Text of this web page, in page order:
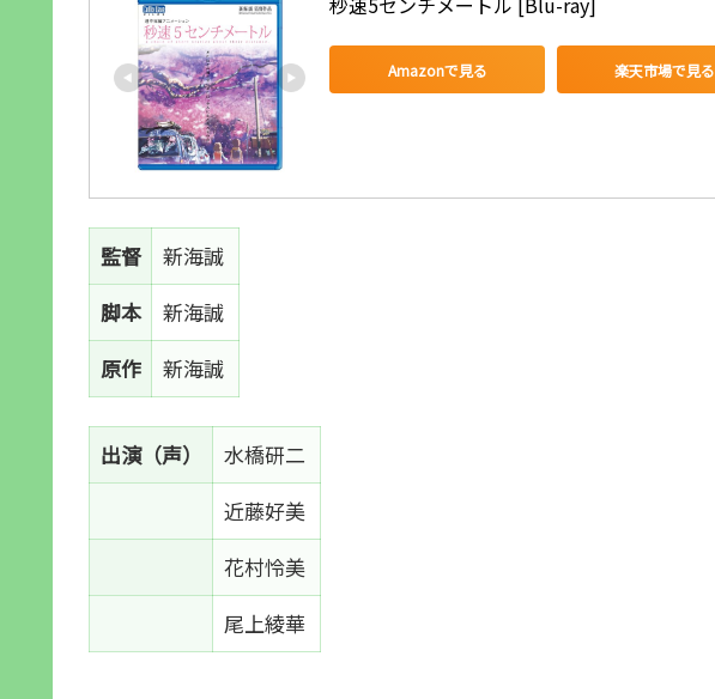
Amazonで見る 楽天市場で見る
監督
新海誠
脚本
新海誠
原作
新海誠
出演（声）
水橋研二
近藤好美
花村怜美
尾上綾華